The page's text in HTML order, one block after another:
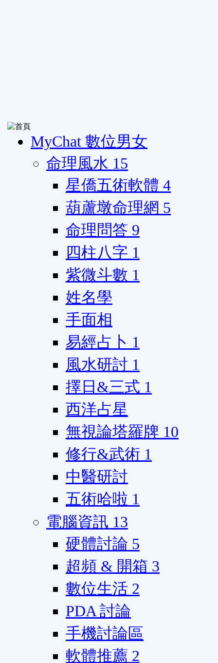
MyChat 數位男女
命理風水 15
星僑五術軟體 4
葫蘆墩命理網 5
命理問答 9
四柱八字 1
紫微斗數 1
姓名學
手面相
易經占卜 1
風水研討 1
擇日&三式 1
西洋占星
無視論塔羅牌 10
修行&武術 1
中醫研討
五術哈啦 1
電腦資訊 13
硬體討論 5
超頻 & 開箱 3
數位生活 2
PDA 討論
手機討論區
軟體推薦 2